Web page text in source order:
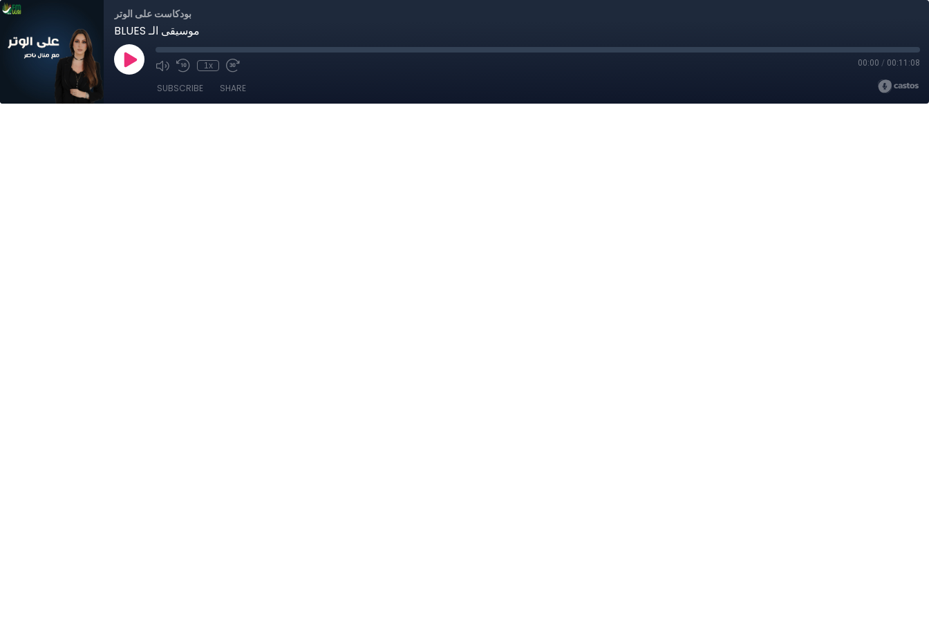
بودكاست على الوتر
BLUES موسيقى الـ
1x 00:00 / 00:11:08
SUBSCRIBE SHARE